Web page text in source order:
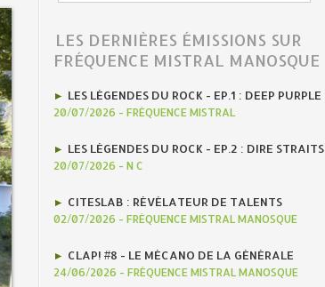
LES DERNIÈRES ÉMISSIONS SUR
FRÉQUENCE MISTRAL MANOSQUE
LES LÉGENDES DU ROCK - EP.1 : DEEP PURPLE
20/07/2026 - FRÉQUENCE MISTRAL
LES LÉGENDES DU ROCK - EP.2 : DIRE STRAITS
20/07/2026 - N C
CITESLAB : RÉVÉLATEUR DE TALENTS
02/07/2026 - FRÉQUENCE MISTRAL MANOSQUE
CLAP! #8 - LE MÉCANO DE LA GÉNÉRALE
24/06/2026 - FRÉQUENCE MISTRAL MANOSQUE